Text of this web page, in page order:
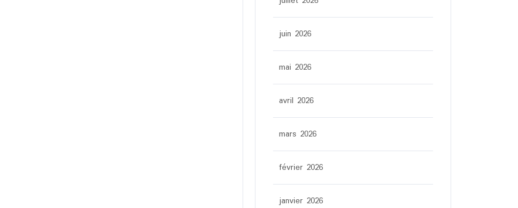
juin 2026
mai 2026
avril 2026
mars 2026
février 2026
janvier 2026